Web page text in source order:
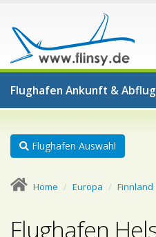
Flughafen Ankunft & Abflug
Flughafen Auswahl
Home Europa Finnland
Flughafen